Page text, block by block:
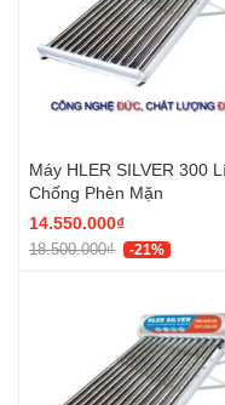
Máy HLER SILVER 300
Chống Phèn Mặn
14.550.000₫
18.500.000₫ -21%